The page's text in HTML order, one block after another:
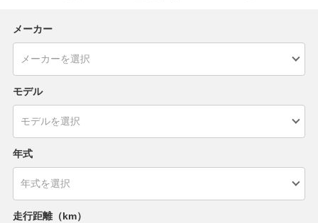
メーカー
モデル
年式
走行距離（km）